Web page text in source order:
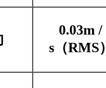
0.03m /
s（RMS